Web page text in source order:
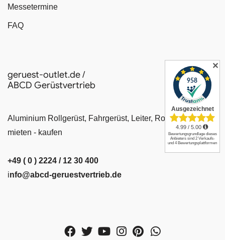
Messetermine
FAQ
geruest-outlet.de /
ABCD Gerüstvertrieb
Aluminium Rollgerüst, Fahrgerüst, Leiter, Rollrüstung
mieten - kaufen
+49 ( 0 ) 2224 / 12 30 400
info@abcd-geruestvertrieb.de
✕